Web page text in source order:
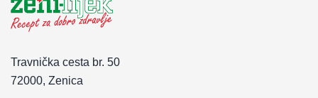
Travnička cesta br. 50
72000, Zenica